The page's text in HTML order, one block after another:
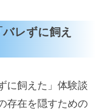
レずに飼え
に飼えた」体験談
存在を隠すための